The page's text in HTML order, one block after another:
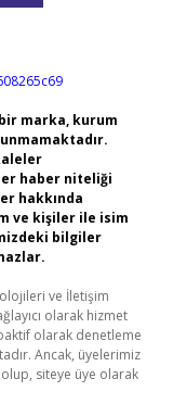
marka, kurum
haber niteliği
hakkında
ve kişiler ile isim
bilgiler
ve İletişim
olarak hizmet
olarak denetleme
Ancak, üyelerimiz
siteye üye olarak